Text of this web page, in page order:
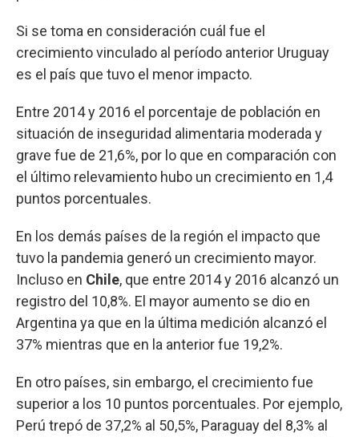
Si se toma en consideración cuál fue el
crecimiento vinculado al período anterior Uruguay
es el país que tuvo el menor impacto.
Entre 2014 y 2016 el porcentaje de población en
situación de inseguridad alimentaria moderada y
grave fue de 21,6%, por lo que en comparación con
el último relevamiento hubo un crecimiento en 1,4
puntos porcentuales.
En los demás países de la región el impacto que
tuvo la pandemia generó un crecimiento mayor.
Incluso en Chile, que entre 2014 y 2016 alcanzó un
registro del 10,8%. El mayor aumento se dio en
Argentina ya que en la última medición alcanzó el
37% mientras que en la anterior fue 19,2%.
En otro países, sin embargo, el crecimiento fue
superior a los 10 puntos porcentuales. Por ejemplo,
Perú trepó de 37,2% al 50,5%, Paraguay del 8,3% al